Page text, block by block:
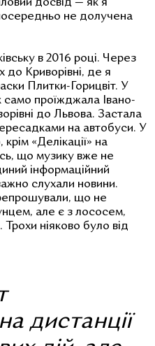
досвід — як я
не долучена
в 2016 році. Через
до Криворівні, де я
Плитки-Горицвіт. У
само проїжджала Івано-
до Львова. Застала
на автобуси. У
«Делікації» на
що музику вже не
інформаційний
слухали новини.
що не
але є з лососем,
ніяково було від
дистанції